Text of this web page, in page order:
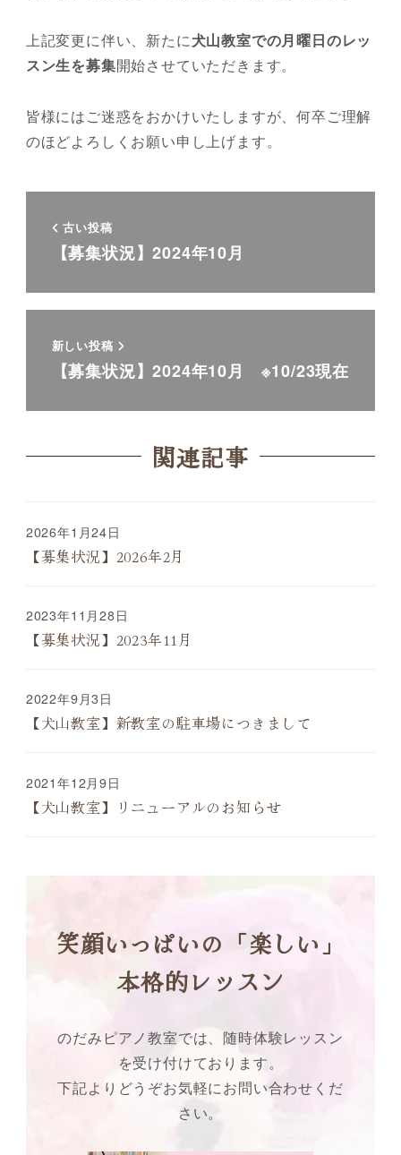
上記変更に伴い、新たに犬山教室での月曜日のレッ
スン生を募集開始させていただきます。
皆様にはご迷惑をおかけいたしますが、何卒ご理解
のほどよろしくお願い申し上げます。
古い投稿
【募集状況】2024年10月
新しい投稿
【募集状況】2024年10月 ※10/23現在
関連記事
【募集状況】2026年2月
2026年1月24日
【募集状況】2023年11月
2023年11月28日
【犬山教室】新教室の駐車場につきまして
2022年9月3日
【犬山教室】リニューアルのお知らせ
2021年12月9日
笑顔いっぱいの「楽しい」
本格的レッスン
のだみピアノ教室では、随時体験レッスン
を受け付けております。
下記よりどうぞお気軽にお問い合わせくだ
さい。